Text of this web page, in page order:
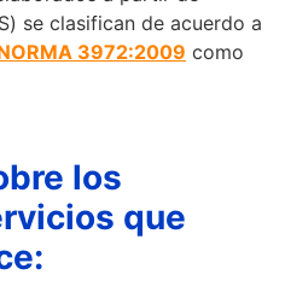
se clasifican de acuerdo a
3972:2009 como
los
que